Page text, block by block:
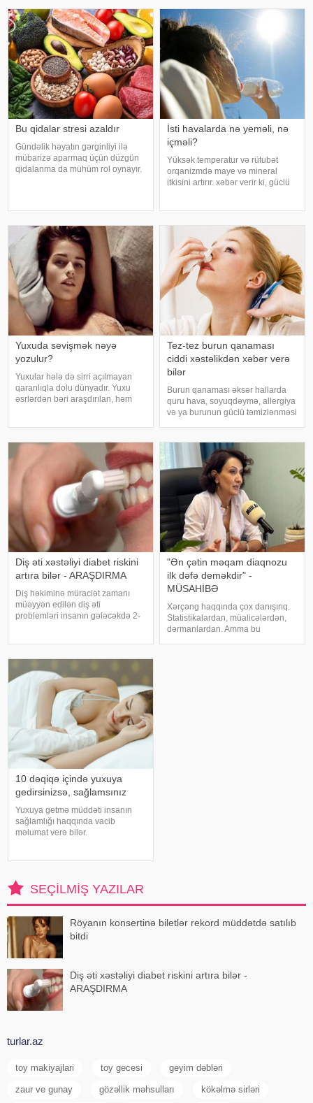
günvurma riski yaratmır. xarici
mediay
ağırlaşdıra bilər. xəbər verir ki,
yüksə
Bu qidalar stresi azaldır
Gündəlik həyatın gərginliyi ilə
mübarizə aparmaq üçün düzgün
qidalanma da mühüm rol oynayır.
bilər
İsti havalarda nə yeməli, nə
içməli?
Yüksək temperatur və rütubət
orqanizmdə maye və mineral
itkisini artırır. xəbər verir ki, güclü
ürəkbulanma kimi hallara səbəb
Yuxuda sevişmək nəyə
yozulur?
Yuxular hələ də sirri açılmayan
qaranlıqla dolu dünyadır. Yuxu
əsrlərdən bəri araşdırılan, həm
rəngarəng yuxular bəzən də
cinsəlikl
Tez-tez burun qanaması
ciddi xəstəlikdən xəbər verə
bilər
Burun qanaması əksər hallarda
quru hava, soyuqdəymə, allergiya
və ya burunun güclü təmizlənməsi
tez-tez təkrarlanır, çox olursa və
ya çətin dayanırsa, mütlə
Diş əti xəstəliyi diabet riskini
artıra bilər - ARAŞDIRMA
Diş həkiminə müraciət zamanı
müəyyən edilən diş əti
problemləri insanın gələcəkdə 2-
Health" jurnalında dərc olunan v
"Ən çətin məqam diaqnozu
ilk dəfə deməkdir" -
MÜSAHİBƏ
Xərçəng haqqında çox danışırıq.
Statistikalardan, müalicələrdən,
dərmanlardan. Amma bu
10 dəqiqə içində yuxuya
gedirsinizsə, sağlamsınız
Yuxuya getmə müddəti insanın
sağlamlığı haqqında vacib
məlumat verə bilər.
sözlərinə görə
SEÇILMIŞ YAZILAR
Röyanın konsertinə biletlər rekord müddətdə satılıb
bitdi
Diş əti xəstəliyi diabet riskini artıra bilər -
ARAŞDIRMA
turlar.az
toy makiyajlari toy gecesi geyim dəbləri
zaur ve gunay gözəllik məhsulları kökəlmə sirləri